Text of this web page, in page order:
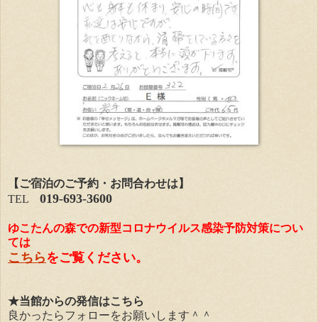
【ご宿泊のご予約・お問合わせは】
TEL 019-693-3600
ゆこたんの森での新型コロナウイルス感染予防対策につい
ては
こちらをご覧ください。
★当館からの発信はこちら
良かったらフォローをお願いします＾＾